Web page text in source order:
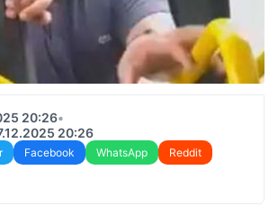
20:26•
20:26
Facebook WhatsApp
Reddit